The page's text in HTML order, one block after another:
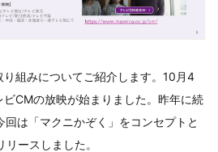
り組みについてご紹介します。10月4
CMの放映が始まりました。昨年に続
回は「マクニかぞく」をコンセプトと
ースしました。